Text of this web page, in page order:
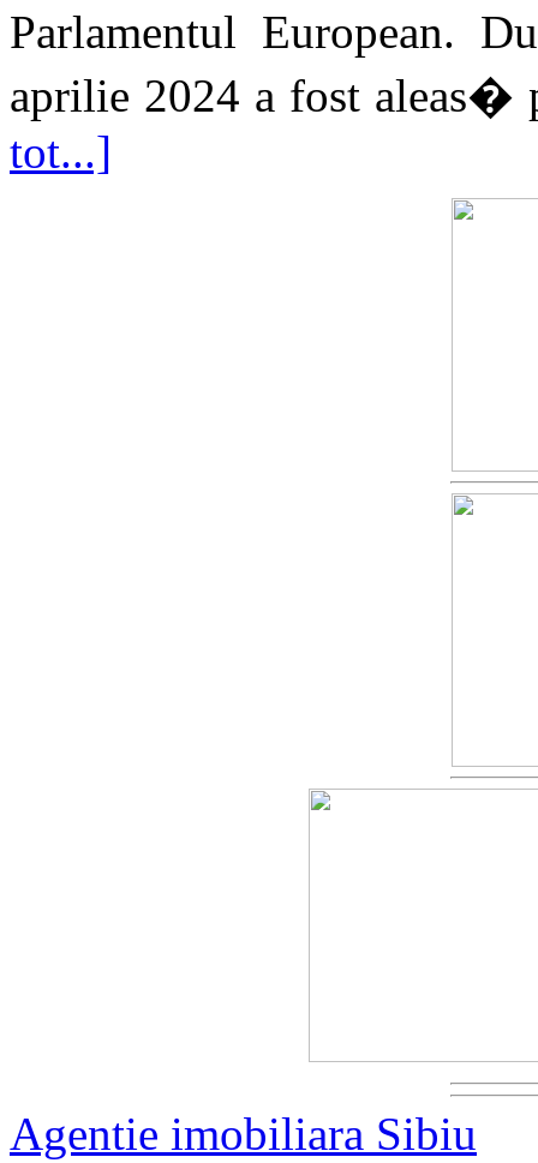
Parlamentul European.
aprilie 2024 a fost aleas�
tot...]
Agentie imobiliara Sibiu